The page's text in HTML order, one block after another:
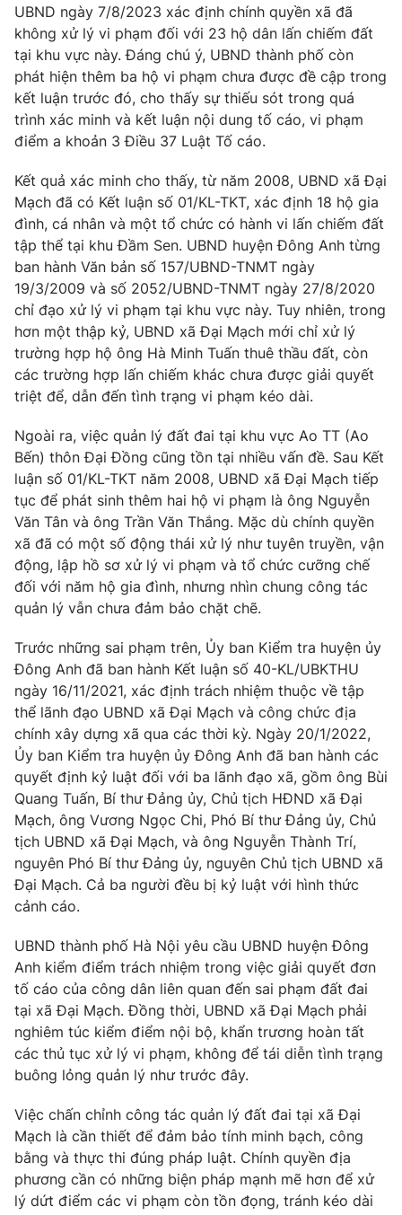
Phim VTV
Hậu trường
Nhân vật
Khán giả
Giải trí
Điện ảnh
Âm nhạc
Sao
Đời sống
Du lịch
Làm đẹp
Chất lượng cuộc sống
Giáo dục
Tuyển sinh
Học trực tuyến
Công nghệ
Hitech Công nghệ tương lai
Sản phẩm
Thị trường
Tư vấn
Giao lưu trực tuyến
Lịch phát sóng
Chuyên mục khác
Emagazine Podcast
Photo Infographic
Video Shorts video
VTV Money VTV Thể thao
VTV Sức khoẻ Bất động sản
Thị trường 24h Tấm lòng Việt
VTV4 Vươn mình bằng AI
VTV9 VTV8
Liên hệ tòa soạn English
THỜI BÁO VTV
Theo dõi báo trên
Cơ quan chủ quản: Đài Truyền hình Việt Nam
Cơ quan báo chí: Thời báo VTV
Giấy phép hoạt động báo in và báo điện tử số 483/GP-BTTTT
cấp ngày 29/12/2023
Tổng Biên tập:Vũ Thanh Thủy
Phó Tổng Biên tập: Nguyễn Thị Mỹ Hạnh, Phạm Quốc Thắng,
Nguyễn Trọng Ninh
Tổng đài VTV:024.38 355 931 - 024.38 355 932
UBND ngày 7/8/2023 xác định chính quyền xã đã
không xử lý vi phạm đối với 23 hộ dân lấn chiếm đất
tại khu vực này. Đáng chú ý, UBND thành phố còn
phát hiện thêm ba hộ vi phạm chưa được đề cập trong
kết luận trước đó, cho thấy sự thiếu sót trong quá
trình xác minh và kết luận nội dung tố cáo, vi phạm
điểm a khoản 3 Điều 37 Luật Tố cáo.
Kết quả xác minh cho thấy, từ năm 2008, UBND xã Đại
Mạch đã có Kết luận số 01/KL-TKT, xác định 18 hộ gia
đình, cá nhân và một tổ chức có hành vi lấn chiếm đất
tập thể tại khu Đầm Sen. UBND huyện Đông Anh từng
ban hành Văn bản số 157/UBND-TNMT ngày
19/3/2009 và số 2052/UBND-TNMT ngày 27/8/2020
chỉ đạo xử lý vi phạm tại khu vực này. Tuy nhiên, trong
hơn một thập kỷ, UBND xã Đại Mạch mới chỉ xử lý
trường hợp hộ ông Hà Minh Tuấn thuê thầu đất, còn
các trường hợp lấn chiếm khác chưa được giải quyết
triệt để, dẫn đến tình trạng vi phạm kéo dài.
Ngoài ra, việc quản lý đất đai tại khu vực Ao TT (Ao
Bến) thôn Đại Đồng cũng tồn tại nhiều vấn đề. Sau Kết
luận số 01/KL-TKT năm 2008, UBND xã Đại Mạch tiếp
tục để phát sinh thêm hai hộ vi phạm là ông Nguyễn
Văn Tân và ông Trần Văn Thắng. Mặc dù chính quyền
xã đã có một số động thái xử lý như tuyên truyền, vận
động, lập hồ sơ xử lý vi phạm và tổ chức cưỡng chế
đối với năm hộ gia đình, nhưng nhìn chung công tác
quản lý vẫn chưa đảm bảo chặt chẽ.
Trước những sai phạm trên, Ủy ban Kiểm tra huyện ủy
Đông Anh đã ban hành Kết luận số 40-KL/UBKTHU
ngày 16/11/2021, xác định trách nhiệm thuộc về tập
thể lãnh đạo UBND xã Đại Mạch và công chức địa
chính xây dựng xã qua các thời kỳ. Ngày 20/1/2022,
Ủy ban Kiểm tra huyện ủy Đông Anh đã ban hành các
quyết định kỷ luật đối với ba lãnh đạo xã, gồm ông Bùi
Quang Tuấn, Bí thư Đảng ủy, Chủ tịch HĐND xã Đại
Mạch, ông Vương Ngọc Chi, Phó Bí thư Đảng ủy, Chủ
tịch UBND xã Đại Mạch, và ông Nguyễn Thành Trí,
nguyên Phó Bí thư Đảng ủy, nguyên Chủ tịch UBND xã
Đại Mạch. Cả ba người đều bị kỷ luật với hình thức
cảnh cáo.
UBND thành phố Hà Nội yêu cầu UBND huyện Đông
Anh kiểm điểm trách nhiệm trong việc giải quyết đơn
tố cáo của công dân liên quan đến sai phạm đất đai
tại xã Đại Mạch. Đồng thời, UBND xã Đại Mạch phải
nghiêm túc kiểm điểm nội bộ, khẩn trương hoàn tất
các thủ tục xử lý vi phạm, không để tái diễn tình trạng
buông lỏng quản lý như trước đây.
Việc chấn chỉnh công tác quản lý đất đai tại xã Đại
Mạch là cần thiết để đảm bảo tính minh bạch, công
bằng và thực thi đúng pháp luật. Chính quyền địa
phương cần có những biện pháp mạnh mẽ hơn để xử
lý dứt điểm các vi phạm còn tồn đọng, tránh kéo dài